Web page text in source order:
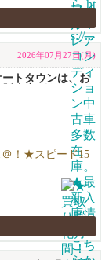
2026年07月27日(月)
トタウンは、お
売力があるから
い！独自の相場で
い査定で’納得の
！★年末ご売却予
末の売却予定の方
本車、アメ車、
！★スピード15